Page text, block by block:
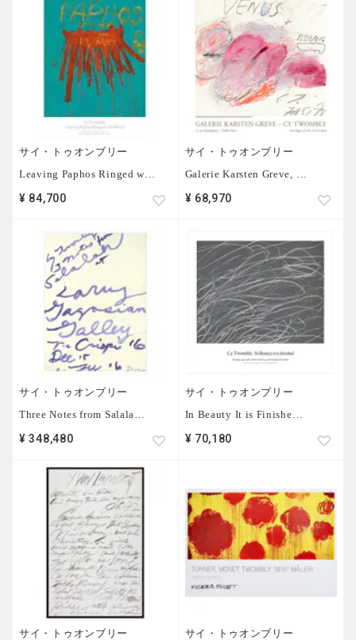
サイ・トゥオンブリー
Leaving Paphos Ringed w
¥ 84,700
サイ・トゥオンブリー
Galerie Karsten Greve,
¥ 68,970
サイ・トゥオンブリー
Three Notes from Salala…
¥ 348,480
サイ・トゥオンブリー
In Beauty It is Finishe…
¥ 70,180
サイ・トゥオンブリー
サイ・トゥオンブリー